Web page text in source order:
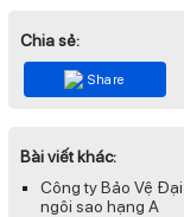
Chia sẻ:
Share
Bài viết khác:
Công ty Bảo Vệ
ngôi sao hạng A